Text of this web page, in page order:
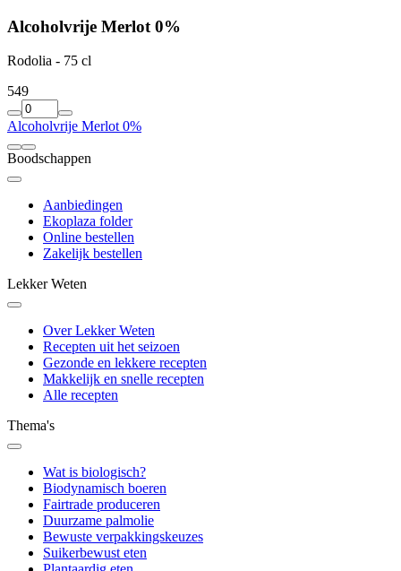
Alcoholvrije Merlot 0%
Rodolia - 75 cl
549
Alcoholvrije Merlot 0%
Boodschappen
Aanbiedingen
Ekoplaza folder
Online bestellen
Zakelijk bestellen
Lekker Weten
Over Lekker Weten
Recepten uit het seizoen
Gezonde en lekkere recepten
Makkelijk en snelle recepten
Alle recepten
Thema's
Wat is biologisch?
Biodynamisch boeren
Fairtrade produceren
Duurzame palmolie
Bewuste verpakkingskeuzes
Suikerbewust eten